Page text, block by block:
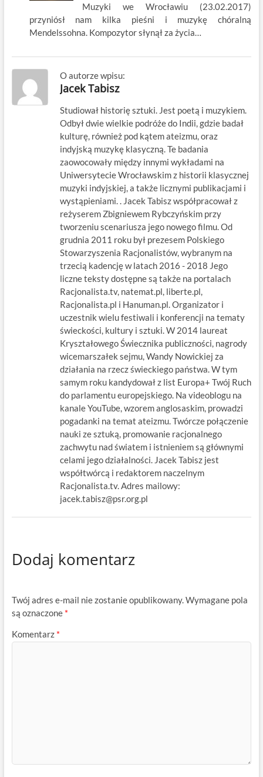
Muzyki we Wrocławiu (23.02.2017)
przyniósł nam kilka pieśni i muzykę chóralną
Mendelssohna. Kompozytor słynął za życia…
O autorze wpisu:
Jacek Tabisz
Studiował historię sztuki. Jest poetą i muzykiem.
Odbył dwie wielkie podróże do Indii, gdzie badał
kulturę, również pod kątem ateizmu, oraz
indyjską muzykę klasyczną. Te badania
zaowocowały między innymi wykładami na
Uniwersytecie Wrocławskim z historii klasycznej
muzyki indyjskiej, a także licznymi publikacjami i
wystąpieniami. . Jacek Tabisz współpracował z
reżyserem Zbigniewem Rybczyńskim przy
tworzeniu scenariusza jego nowego filmu. Od
grudnia 2011 roku był prezesem Polskiego
Stowarzyszenia Racjonalistów, wybranym na
trzecią kadencję w latach 2016 - 2018 Jego
liczne teksty dostępne są także na portalach
Racjonalista.tv, natemat.pl, liberte.pl,
Racjonalista.pl i Hanuman.pl. Organizator i
uczestnik wielu festiwali i konferencji na tematy
świeckości, kultury i sztuki. W 2014 laureat
Kryształowego Świecznika publiczności, nagrody
wicemarszałek sejmu, Wandy Nowickiej za
działania na rzecz świeckiego państwa. W tym
samym roku kandydował z list Europa+ Twój Ruch
do parlamentu europejskiego. Na videoblogu na
kanale YouTube, wzorem anglosaskim, prowadzi
pogadanki na temat ateizmu. Twórcze połączenie
nauki ze sztuką, promowanie racjonalnego
zachwytu nad światem i istnieniem są głównymi
celami jego działalności. Jacek Tabisz jest
współtwórcą i redaktorem naczelnym
Racjonalista.tv. Adres mailowy:
jacek.tabisz@psr.org.pl
Dodaj komentarz
Twój adres e-mail nie zostanie opublikowany.Wymagane pola
są oznaczone *
Komentarz *